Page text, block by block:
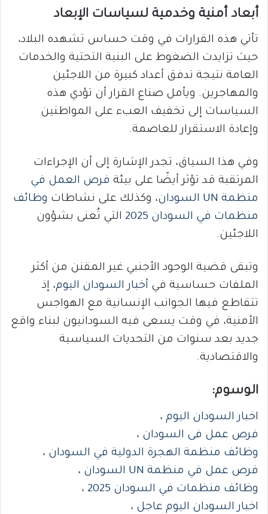
أبعاد أمنية وخدمية لسياسات الإبعاد
تأتي هذه القرارات في وقت حساس تشهده البلاد،
حيث تزايدت الضغوط على البنية التحتية والخدمات
العامة نتيجة تدفق أعداد كبيرة من اللاجئين
والمهاجرين. ويأمل صناع القرار أن تؤدي هذه
السياسات إلى تخفيف العبء على المواطنين
وإعادة الاستقرار للعاصمة.
وفي هذا السياق، تجدر الإشارة إلى أن الإجراءات
المرتقبة قد تؤثر أيضًا على بيئة فرص العمل في
منظمة UN السودان
، وكذلك على نشاطات وظائف
منظمات في السودان 2025
التي تُعنى بشؤون
اللاجئين.
وتبقى قضية الوجود الأجنبي غير المقنن من أكثر
الملفات حساسية في أخبار السودان اليوم، إذ
تتقاطع فيها الجوانب الإنسانية مع الهواجس
الأمنية، في وقت يسعى فيه السودانيون لبناء واقع
جديد بعد سنوات من التحديات السياسية
والاقتصادية.
الوسوم:
اخبار السودان اليوم ،
فرص عمل فى السودان ،
وظائف منظمة الهجرة الدولية في السودان ،
فرص عمل في منظمة UN السودان
،
وظائف منظمات في السودان 2025
،
اخبار السودان اليوم عاجل ،